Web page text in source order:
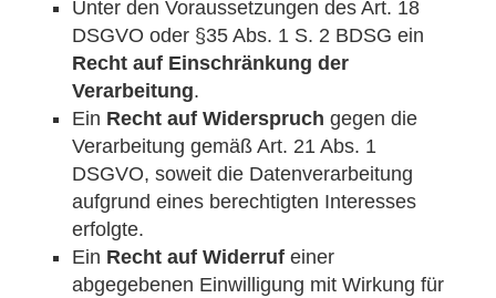
Unter den Voraussetzungen des Art. 18
DSGVO oder §35 Abs. 1 S. 2 BDSG ein
Recht auf Einschränkung der
Verarbeitung.
Ein Recht auf Widerspruch gegen die
Verarbeitung gemäß Art. 21 Abs. 1
DSGVO, soweit die Datenverarbeitung
aufgrund eines berechtigten Interesses
erfolgte.
Ein Recht auf Widerruf einer
abgegebenen Einwilligung mit Wirkung für